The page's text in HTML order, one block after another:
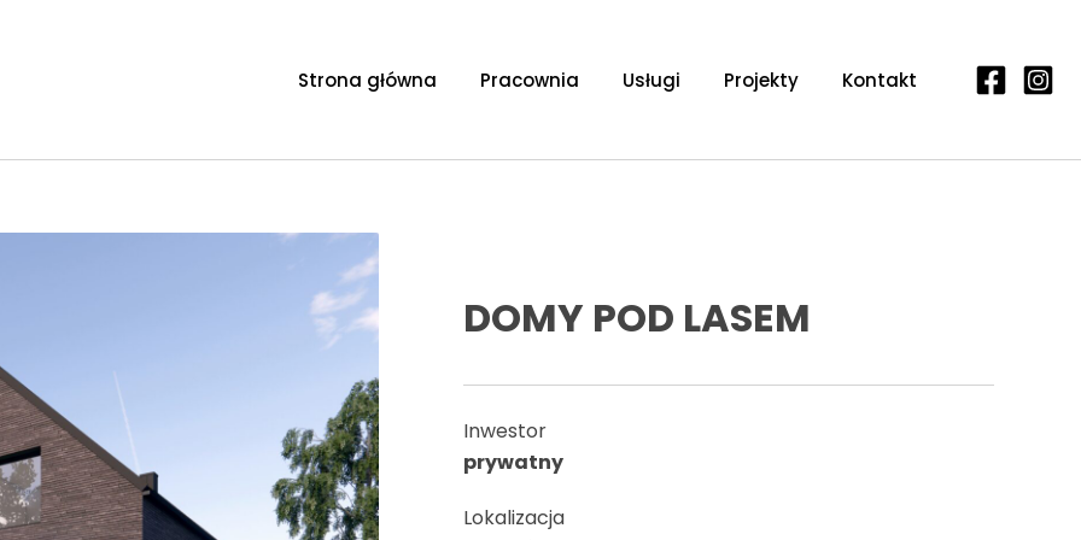
Strona główna Pracownia Usługi Projekty Kontakt
DOMY POD LASEM
Inwestor
prywatny
Lokalizacja